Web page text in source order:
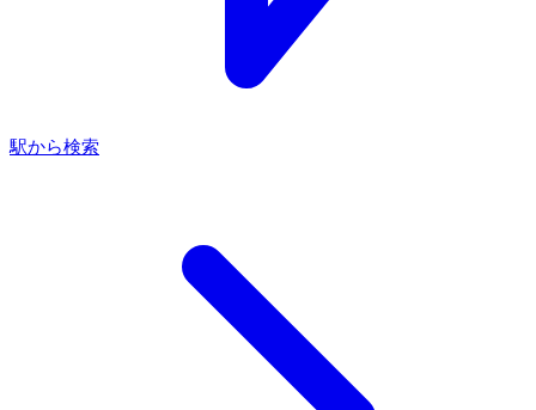
駅から検索